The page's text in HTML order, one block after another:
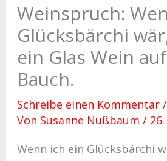
Weinspruch:
Glücksbärchi
ein Glas Wein
Bauch.
Schreibe einen Kommentar /
Von Susanne Nußbaum /
Wenn ich ein Glücksbärchi